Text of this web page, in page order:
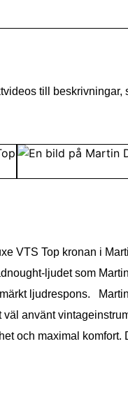
till beskrivningar,
VTS Top kronan i
ljudet som
ljudrespons.
använt
och maximal komfort.